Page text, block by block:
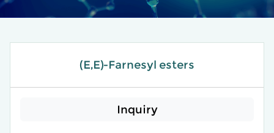
(E,E)-Farnesyl esters
Inquiry